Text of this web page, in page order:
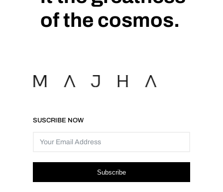
of the cosmos.
SUSCRIBE NOW
Subscribe